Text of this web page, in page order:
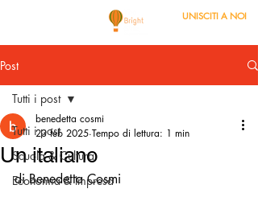
UNISCITI A NOI
Post
Tutti i post
Scuola & Cultura
Economia & Impresa
Tutti i post
Un italiano
benedetta cosmi
23 feb 2025 Tempo di lettura: 1 min
di Benedetta Cosmi